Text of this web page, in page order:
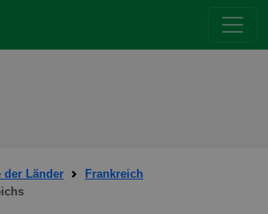
der Länder
Frankreich